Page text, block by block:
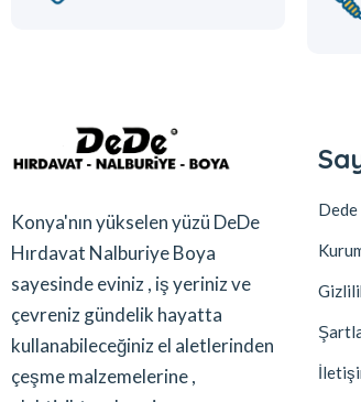
Konya'nın yükselen yüzü DeDe
Hırdavat Nalburiye Boya
sayesinde eviniz , iş yeriniz ve
çevreniz gündelik hayatta
kullanabileceğiniz el aletlerinden
çeşme malzemelerine ,
Dede